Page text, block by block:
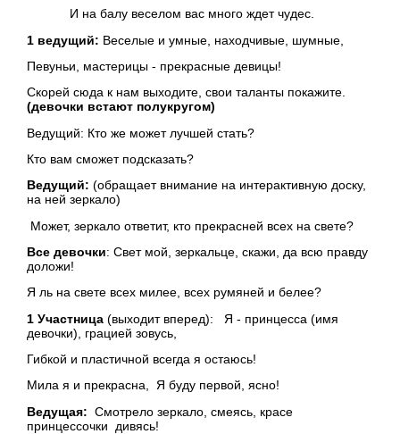
И на балу веселом вас много ждет чудес.
1 ведущий: Веселые и умные, находчивые, шумные,
Певуньи, мастерицы - прекрасные девицы!
Скорей сюда к нам выходите, свои таланты покажите.
(девочки встают полукругом)
Ведущий: Кто же может лучшей стать?
Кто вам сможет подсказать?
Ведущий: (обращает внимание на интерактивную доску,
на ней зеркало)
Может, зеркало ответит, кто прекрасней всех на свете?
Все девочки: Свет мой, зеркальце, скажи, да всю правду
доложи!
Я ль на свете всех милее, всех румяней и белее?
1 Участница (выходит вперед): Я - принцесса (имя
девочки), грацией зовусь,
Гибкой и пластичной всегда я остаюсь!
Мила я и прекрасна, Я буду первой, ясно!
Ведущая: Смотрело зеркало, смеясь, красе
принцессочки дивясь!